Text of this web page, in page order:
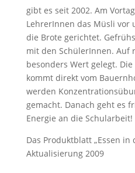
gibt es seit 2002. Am
LehrerInnen das Müsli vor
die Brote gerichtet.
mit den SchülerInnen. Auf
besonders Wert gelegt.
kommt direkt vom
werden
gemacht. Danach geht es
Energie an die Schularbeit!
Das Produktblatt „Essen in
Aktualisierung 2009